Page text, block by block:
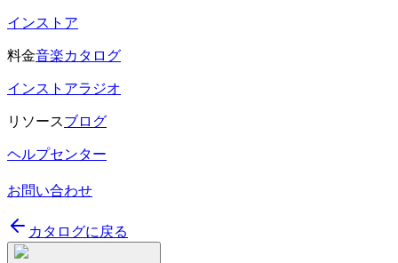
インストア
料金音楽カタログ
インストアラジオ
リソースブログ
ヘルプセンター
お問い合わせ
カタログに戻る